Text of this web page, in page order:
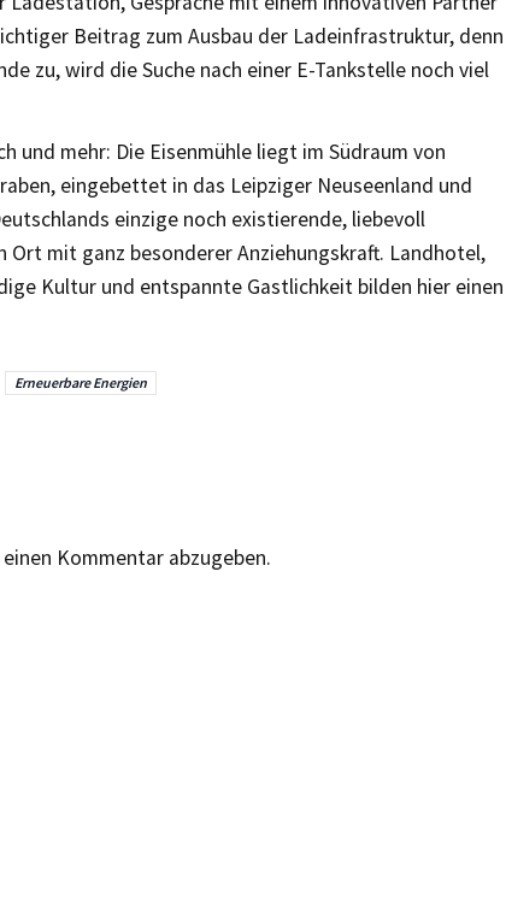
Beitrag zum Ausbau der Ladeinfrastruktur, denn
zu, wird die Suche nach einer E-Tankstelle noch viel
und mehr: Die Eisenmühle liegt im Südraum von
eingebettet in das Leipziger Neuseenland und
einzige noch existierende, liebevoll
Ort mit ganz besonderer Anziehungskraft. Landhotel,
Kultur und entspannte Gastlichkeit bilden hier einen
Erneuerbare Energien
Kommentar abzugeben.